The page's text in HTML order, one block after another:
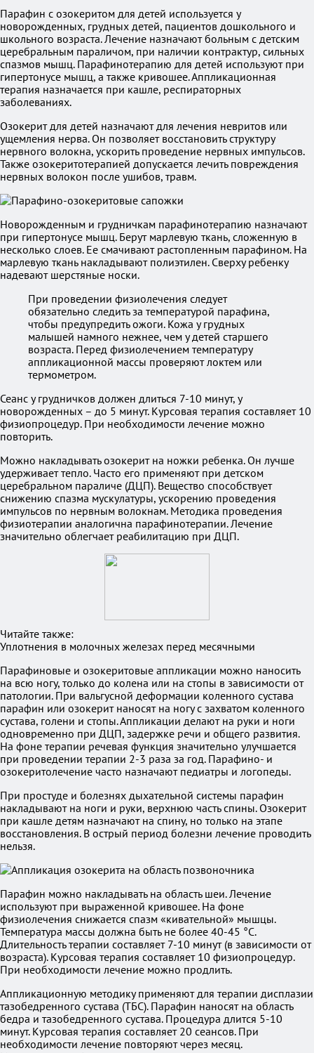
Парафин с озокеритом для детей используется у
новорожденных, грудных детей, пациентов дошкольного и
школьного возраста. Лечение назначают больным с детским
церебральным параличом, при наличии контрактур, сильных
спазмов мышц. Парафинотерапию для детей используют при
гипертонусе мышц, а также кривошее. Аппликационная
терапия назначается при кашле, респираторных
заболеваниях.
Озокерит для детей назначают для лечения невритов или
ущемления нерва. Он позволяет восстановить структуру
нервного волокна, ускорить проведение нервных импульсов.
Также озокеритотерапией допускается лечить повреждения
нервных волокон после ушибов, травм.
Новорожденным и грудничкам парафинотерапию назначают
при гипертонусе мышц. Берут марлевую ткань, сложенную в
несколько слоев. Ее смачивают растопленным парафином. На
марлевую ткань накладывают полиэтилен. Сверху ребенку
надевают шерстяные носки.
При проведении физиолечения следует
обязательно следить за температурой парафина,
чтобы предупредить ожоги. Кожа у грудных
малышей намного нежнее, чем у детей старшего
возраста. Перед физиолечением температуру
аппликационной массы проверяют локтем или
термометром.
Сеанс у грудничков должен длиться 7-10 минут, у
новорожденных – до 5 минут. Курсовая терапия составляет 10
физиопроцедур. При необходимости лечение можно
повторить.
Можно накладывать озокерит на ножки ребенка. Он лучше
удерживает тепло. Часто его применяют при детском
церебральном параличе (ДЦП). Вещество способствует
снижению спазма мускулатуры, ускорению проведения
импульсов по нервным волокнам. Методика проведения
физиотерапии аналогична парафинотерапии. Лечение
значительно облегчает реабилитацию при ДЦП.
Читайте также:
Уплотнения в молочных железах перед месячными
Парафиновые и озокеритовые аппликации можно наносить
на всю ногу, только до колена или на стопы в зависимости от
патологии. При вальгусной деформации коленного сустава
парафин или озокерит наносят на ногу с захватом коленного
сустава, голени и стопы. Аппликации делают на руки и ноги
одновременно при ДЦП, задержке речи и общего развития.
На фоне терапии речевая функция значительно улучшается
при проведении терапии 2-3 раза за год. Парафино- и
озокеритолечение часто назначают педиатры и логопеды.
При простуде и болезнях дыхательной системы парафин
накладывают на ноги и руки, верхнюю часть спины. Озокерит
при кашле детям назначают на спину, но только на этапе
восстановления. В острый период болезни лечение проводить
нельзя.
Парафин можно накладывать на область шеи. Лечение
используют при выраженной кривошее. На фоне
физиолечения снижается спазм «кивательной» мышцы.
Температура массы должна быть не более 40-45 °С.
Длительность терапии составляет 7-10 минут (в зависимости от
возраста). Курсовая терапия составляет 10 физиопроцедур.
При необходимости лечение можно продлить.
Аппликационную методику применяют для терапии дисплазии
тазобедренного сустава (ТБС). Парафин наносят на область
бедра и тазобедренного сустава. Процедура длится 5-10
минут. Курсовая терапия составляет 20 сеансов. При
необходимости лечение повторяют через месяц.